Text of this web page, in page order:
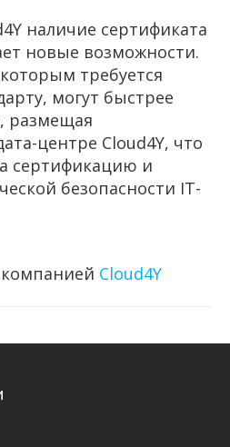
наличие сертификата
новые возможности.
требуется
могут быстрее
размещая
центре Cloud4Y, что
сертификацию и
безопасности IT-
Cloud4Y